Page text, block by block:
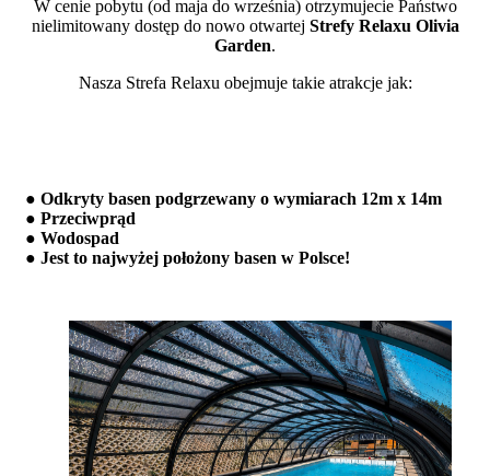
W cenie pobytu (od maja do września) otrzymujecie Państwo
nielimitowany dostęp do nowo otwartej Strefy Relaxu Olivia
Garden.
Nasza Strefa Relaxu obejmuje takie atrakcje jak:
● Odkryty basen podgrzewany o wymiarach 12m x 14m
● Przeciwprąd
● Wodospad
● Jest to najwyżej położony basen w Polsce!